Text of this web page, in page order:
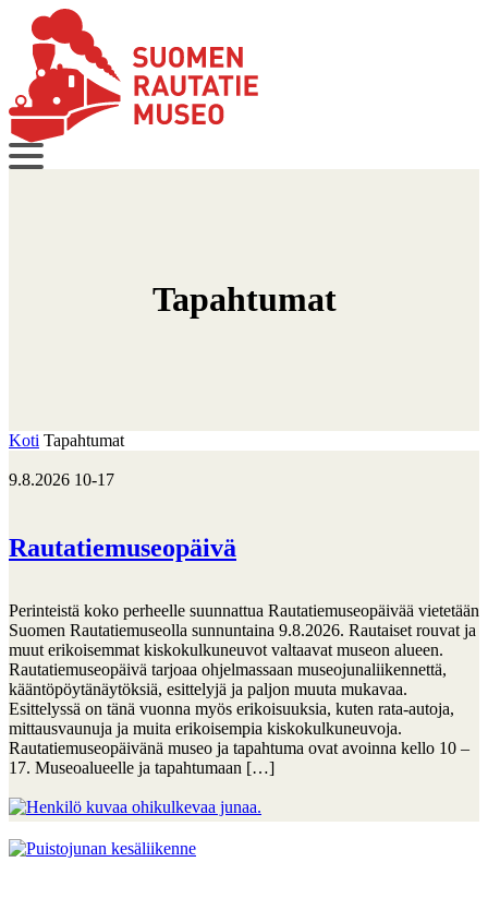
Tapahtumat
Koti Tapahtumat
9.8.2026 10-17
Rautatiemuseopäivä
Perinteistä koko perheelle suunnattua Rautatiemuseopäivää vietetään
Suomen Rautatiemuseolla sunnuntaina 9.8.2026. Rautaiset rouvat ja
muut erikoisemmat kiskokulkuneuvot valtaavat museon alueen.
Rautatiemuseopäivä tarjoaa ohjelmassaan museojunaliikennettä,
kääntöpöytänäytöksiä, esittelyjä ja paljon muuta mukavaa.
Esittelyssä on tänä vuonna myös erikoisuuksia, kuten rata-autoja,
mittausvaunuja ja muita erikoisempia kiskokulkuneuvoja.
Rautatiemuseopäivänä museo ja tapahtuma ovat avoinna kello 10 –
17. Museoalueelle ja tapahtumaan […]